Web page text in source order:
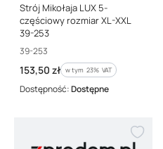
Strój Mikołaja LUX 5-
częściowy rozmiar XL-XXL
39-253
Kod producenta
39-253
Cena brutto
153,50 zł w tym %s VAT
w tym 23% VAT
Dostępność:Dostępne